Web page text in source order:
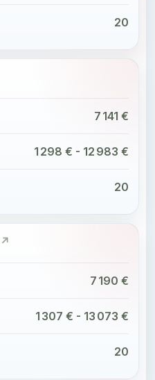
20
7 141 €
1 298 € - 12 983 €
20
7 190 €
1 307 € - 13 073 €
20